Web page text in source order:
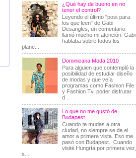
¿Qué hay de bueno en no
tener el control?
Leyendo el último “post para
los que leen” de Gabi
Desangles, un comentario
llamó mucho mi atención. Gabi
hablaba sobre todos los
plane...
Dominicana Moda 2010
Para alguien que contempló la
posibilidad de estudiar diseño
de modas y que veía
programas como Fashion File
y Fashion Tv, poder disfrutar
d...
Lo que no me gustó de
Budapest
Cuando te mudas a otra
ciudad, no siempre se da el
amor a primera vista. Eso me
pasó con Budapest. Cuando
visité Hungría por primera vez,
s...